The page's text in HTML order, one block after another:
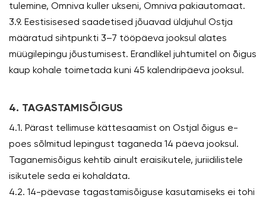
tulemine, Omniva kuller ukseni, Omniva pakiautomaat.
3.9. Eestisisesed saadetised jõuavad üldjuhul Ostja
määratud sihtpunkti 3–7 tööpäeva jooksul alates
müügilepingu jõustumisest. Erandlikel juhtumitel on õ̃igus
kaup kohale toimetada kuni 45 kalendripäeva jooksul.
4. TAGASTAMISÕIGUS
4.1. Pärast tellimuse kättesaamist on Ostjal õigus e-
poes sõlmitud lepingust taganeda 14 päeva jooksul.
Taganemisõigus kehtib ainult eraisikutele, juriidilistele
isikutele seda ei kohaldata.
4.2. 14-päevase tagastamisõiguse kasutamiseks ei tohi